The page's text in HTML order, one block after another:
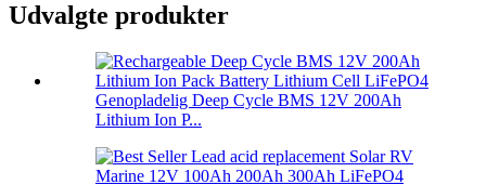
Udvalgte produkter
Genopladelig Deep Cycle BMS 12V 200Ah
Lithium Ion P...